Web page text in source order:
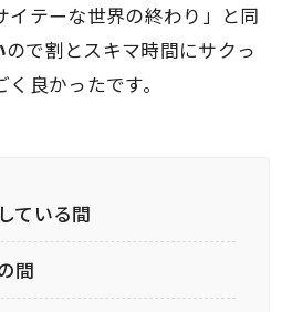
イテーな世界の終わり」と同
ので割とスキマ時間にサクっ
良かったです。
ている間
間